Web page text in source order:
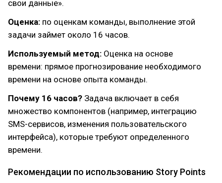
свои данные».
Оценка: по оценкам команды, выполнение этой
задачи займет около 16 часов.
Используемый метод: Оценка на основе
времени: прямое прогнозирование необходимого
времени на основе опыта команды.
Почему 16 часов? Задача включает в себя
множество компонентов (например, интеграцию
SMS-сервисов, изменения пользовательского
интерфейса), которые требуют определенного
времени.
Рекомендации по использованию Story Points